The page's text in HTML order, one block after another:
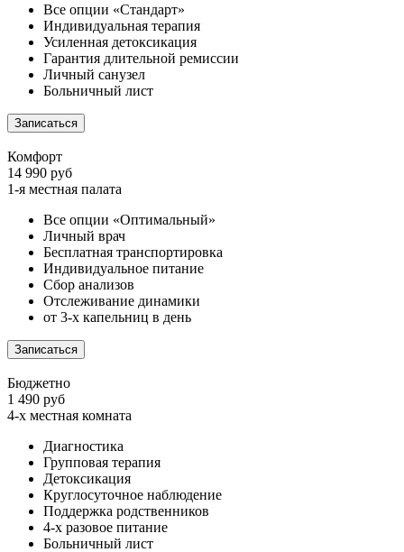
Все опции «Стандарт»
Индивидуальная терапия
Усиленная детоксикация
Гарантия длительной ремиссии
Личный санузел
Больничный лист
Записаться
Комфорт
14 990 руб
1-я местная палата
Все опции «Оптимальный»
Личный врач
Бесплатная транспортировка
Индивидуальное питание
Сбор анализов
Отслеживание динамики
от 3-х капельниц в день
Записаться
Бюджетно
1 490 руб
4-х местная комната
Диагностика
Групповая терапия
Детоксикация
Круглосуточное наблюдение
Поддержка родственников
4-х разовое питание
Больничный лист